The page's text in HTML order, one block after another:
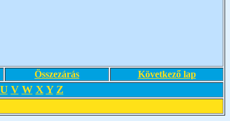
Összezárás Következő lap
U V W X Y Z